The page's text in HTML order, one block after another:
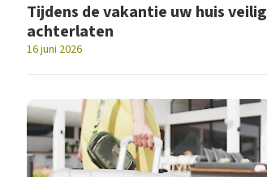
Tijdens de vakantie uw huis veilig
achterlaten
16 juni 2026